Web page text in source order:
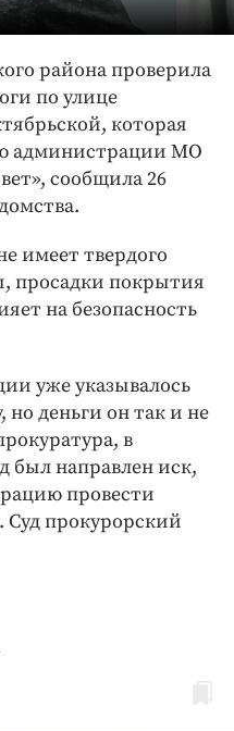
района проверила
по улице
которая
администрации МО
сообщила 26
имеет твердого
просадки покрытия
на безопасность
уже указывалось
но деньги он так и не
в
был направлен иск,
провести
прокурорский